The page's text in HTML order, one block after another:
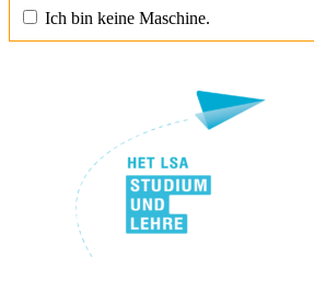
Ich bin keine Maschine.